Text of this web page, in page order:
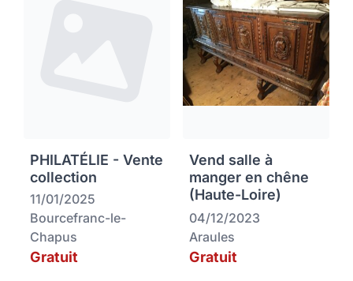
PHILATÉLIE - Vente
collection
11/01/2025
Bourcefranc-le-
Chapus
Gratuit
Vend salle à
manger en chêne
(Haute-Loire)
04/12/2023
Araules
Gratuit